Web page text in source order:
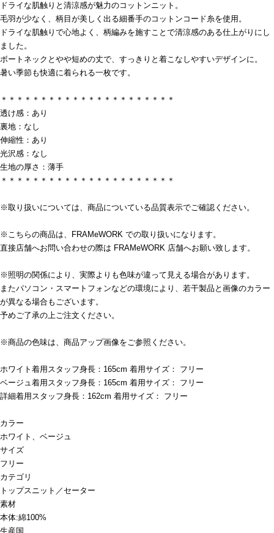
ドライな肌触りと清涼感が魅力のコットンニット。
毛羽が少なく、柄目が美しく出る細番手のコットンコード糸を使用。
ドライな肌触りで心地よく、柄編みを施すことで清涼感のある仕上がりにし
ました。
ボートネックとやや短めの丈で、すっきりと着こなしやすいデザインに。
暑い季節も快適に着られる一枚です。
＊＊＊＊＊＊＊＊＊＊＊＊＊＊＊＊＊＊＊＊＊＊
透け感：あり
裏地：なし
伸縮性：あり
光沢感：なし
生地の厚さ：薄手
＊＊＊＊＊＊＊＊＊＊＊＊＊＊＊＊＊＊＊＊＊＊
※取り扱いについては、商品についている品質表示でご確認ください。
※こちらの商品は、FRAMeWORK での取り扱いになります。
直接店舗へお問い合わせの際は FRAMeWORK 店舗へお願い致します。
※照明の関係により、実際よりも色味が違って見える場合があります。
またパソコン・スマートフォンなどの環境により、若干製品と画像のカラー
が異なる場合もございます。
予めご了承の上ご注文ください。
※商品の色味は、商品アップ画像をご参照ください。
ホワイト着用スタッフ身長：165cm 着用サイズ： フリー
ベージュ着用スタッフ身長：165cm 着用サイズ： フリー
詳細着用スタッフ身長：162cm 着用サイズ： フリー
カラー
ホワイト、ベージュ
サイズ
フリー
カテゴリ
トップスニット／セーター
素材
本体:綿100%
生産国